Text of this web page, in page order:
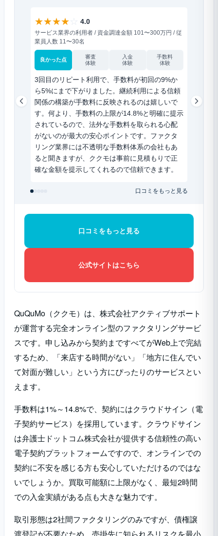
★★★★☆ 4.0
サービス業界の利用者 / 資金調達金額 101〜300万円 / 従
業員人数 11〜30名
良かった点
審査
体験
入金
体験
手数料
体験
3回目のリピート利用で、手数料が初回の9%か
ら5%にまで下がりました。継続利用による信頼
関係の構築が手数料に反映されるのは嬉しいで
す。何より、手数料の上限が14.8%と明確に提示
されているので、法外な手数料を取られる心配
がないのが最大の安心ポイントです。ファクタ
リング業界には不透明な手数料体系の会社もあ
ると聞きますが、ククモは事前に見積もりで正
確な金額を提示してくれるので信頼できます。
請求書
口コミをもっと見る
口コミをもっと見る
公式サイトはこちら
QuQuMo（ククモ）は、株式会社アクティブサポート
が運営する完全オンライン型のファクタリングサービ
スです。申し込みから契約まですべてがWeb上で完結
するため、「来店する時間がない」「地方に住んでい
て対面が難しい」という方にぴったりのサービスとい
えます。
手数料は1%～14.8%で、契約にはクラウドサイン（電
子契約サービス）を採用しています。クラウドサイン
は弁護士ドットコム株式会社が提供する信頼性の高い
電子契約プラットフォームですので、オンラインでの
契約に不安を感じる方も安心していただけるのではな
いでしょうか。買取可能額に上限がなく、最短2時間
での入金実績がある点も大きな魅力です。
取引形態は2社間ファクタリングのみですが、債権譲